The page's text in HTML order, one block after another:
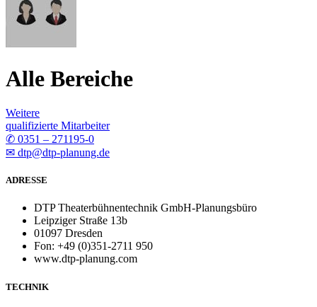
Alle Bereiche
Weitere
qualifizierte Mitarbeiter
✆ 0351 – 271195-0
✉ dtp@dtp-planung.de
ADRESSE
DTP Theaterbühnentechnik GmbH-Planungsbüro
Leipziger Straße 13b
01097 Dresden
Fon: +49 (0)351-2711 950
www.dtp-planung.com
TECHNIK